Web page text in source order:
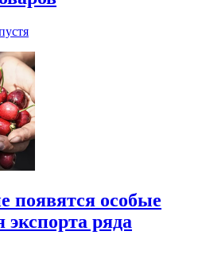
появятся особые
ряда